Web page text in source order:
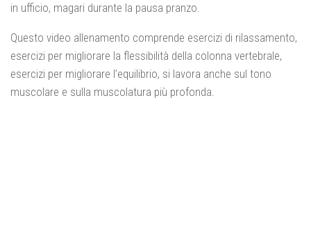
in ufficio, magari durante la pausa pranzo.
Questo video allenamento comprende esercizi di rilassamento,
esercizi per migliorare la flessibilità della colonna vertebrale,
esercizi per migliorare l’equilibrio, si lavora anche sul tono
muscolare e sulla muscolatura più profonda.